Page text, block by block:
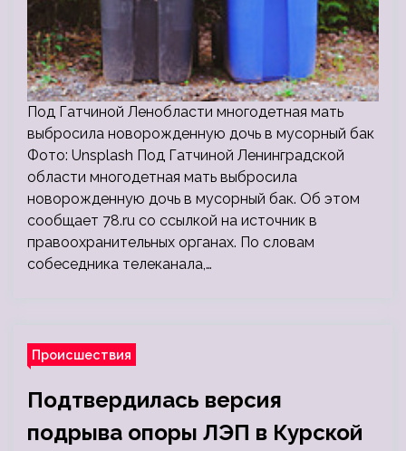
Под Гатчиной Ленобласти многодетная мать
выбросила новорожденную дочь в мусорный бак
Фото: Unsplash Под Гатчиной Ленинградской
области многодетная мать выбросила
новорожденную дочь в мусорный бак. Об этом
сообщает 78.ru со ссылкой на источник в
правоохранительных органах. По словам
собеседника телеканала,…
Происшествия
Подтвердилась версия
подрыва опоры ЛЭП в Курской